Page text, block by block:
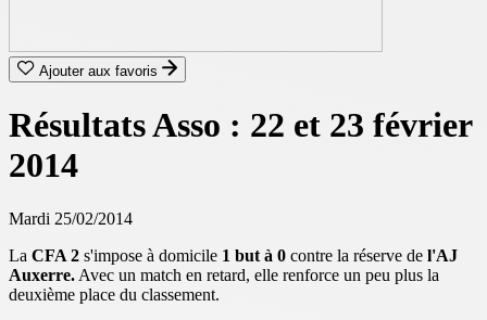
Ajouter aux favoris
Résultats Asso : 22 et 23 février
2014
Mardi 25/02/2014
La CFA 2 s'impose à domicile 1 but à 0 contre la réserve de l'AJ
Auxerre. Avec un match en retard, elle renforce un peu plus la
deuxième place du classement.